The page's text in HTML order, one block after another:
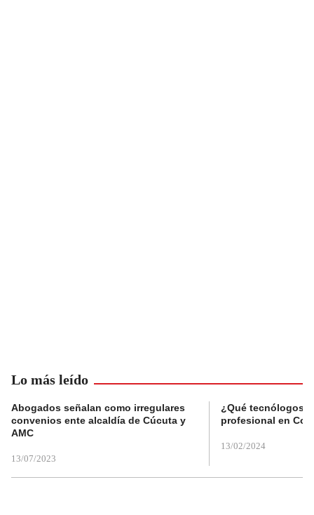
Lo más leído
Abogados señalan como irregulares
convenios ente alcaldía de Cúcuta y
AMC
13/07/2023
¿Qué tecnólogos
profesional en
13/02/2024